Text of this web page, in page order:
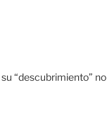
“descubrimiento”